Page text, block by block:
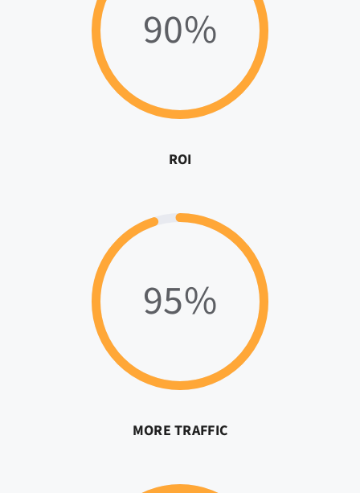
90%
ROI
95%
MORE TRAFFIC